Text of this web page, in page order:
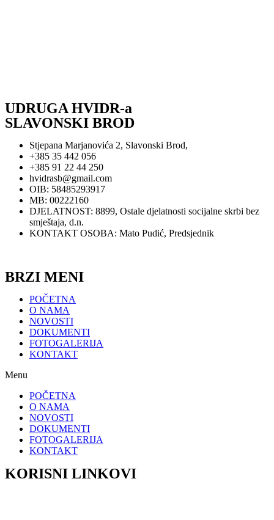
UDRUGA HVIDR-a
SLAVONSKI BROD
Stjepana Marjanovića 2, Slavonski Brod,
+385 35 442 056
+385 91 22 44 250
hvidrasb@gmail.com
OIB: 58485293917
MB: 00222160
DJELATNOST: 8899, Ostale djelatnosti socijalne skrbi bez
smještaja, d.n.
KONTAKT OSOBA: Mato Pudić, Predsjednik
BRZI MENI
POČETNA
O NAMA
NOVOSTI
DOKUMENTI
FOTOGALERIJA
KONTAKT
Menu
POČETNA
O NAMA
NOVOSTI
DOKUMENTI
FOTOGALERIJA
KONTAKT
KORISNI LINKOVI